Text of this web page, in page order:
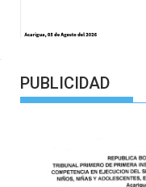
PUBLICIDAD